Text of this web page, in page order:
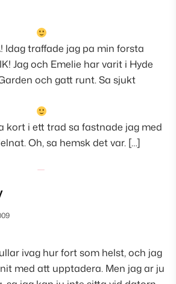
Idag traffade jag pa min forsta
Jag och Emelie har varit i Hyde
och gatt runt. Sa sjukt
kort i ett trad sa fastnade jag med
Oh, sa hemsk det var. […]
ivag hur fort som helst, och jag
med att upptadera. Men jag ar ju